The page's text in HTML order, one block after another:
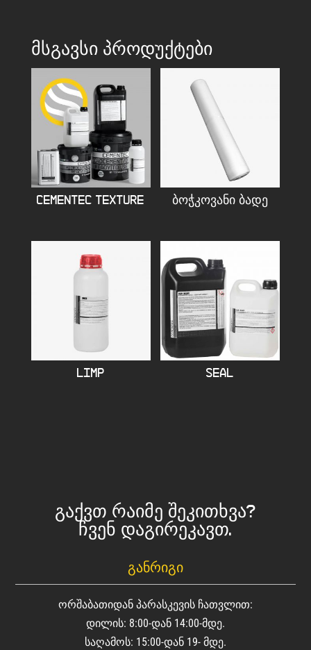
ᲛᲡᲒᲐᲕᲡᲘ ᲞᲠᲝᲓᲣᲥᲢᲔᲑᲘ
CEMENTEC TEXTURE ᲑᲝᲭᲙᲝᲕᲐᲜᲘ ᲑᲐᲓᲔ
LIMP SEAL
გაქვთ რაიმე შეკითხვა?
ჩვენ დაგირეკავთ.
ᲒᲐᲜᲠᲘᲒᲘ
ორშაბათიდან პარასკევის ჩათვლით:
დილის: 8:00-დან 14:00-მდე.
საღამოს: 15:00-დან 19- მდე.